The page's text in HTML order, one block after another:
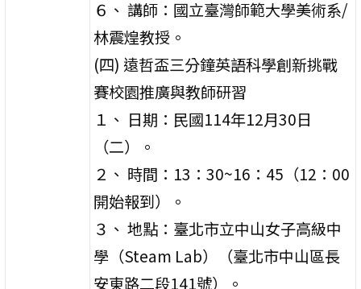
６、 講師：國立臺灣師範大學美術系/
林震煌教授。
(四) 遠哲盃三分鐘英語科學創新挑戰
賽校園推廣與教師研習
１、 日期：民國114年12月30日
（二）。
２、 時間：13：30~16：45（12：00
開始報到）。
３、 地點：臺北市立中山女子高級中
學（Steam Lab）（臺北市中山區長
安東路二段141號）。